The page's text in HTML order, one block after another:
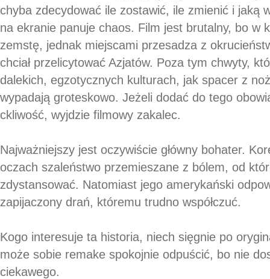
chyba zdecydować ile zostawić, ile zmienić i jaką
na ekranie panuje chaos. Film jest brutalny, bo w
zemstę, jednak miejscami przesadza z
chciał przelicytować Azjatów. Poza tym chwyty,
dalekich, egzotycznych kulturach, jak spacer z
wypadają groteskowo. Jeżeli dodać do tego
ckliwość, wyjdzie filmowy zakalec.
Najważniejszy jest oczywiście główny bohater.
oczach szaleństwo przemieszane z bólem, od
zdystansować. Natomiast jego amerykański
zapijaczony drań, któremu trudno współczuć.
Kogo interesuje ta historia, niech sięgnie po
może sobie remake spokojnie odpuścić, bo nie
ciekawego.